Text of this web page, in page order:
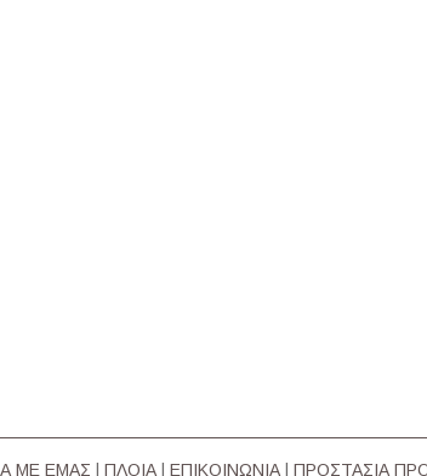
ΜΕ ΕΜΑΣ ΠΛΟΙΑ ΕΠΙΚΟΙΝΩΝΙΑ ΠΡΟΣΤΑΣΙΑ